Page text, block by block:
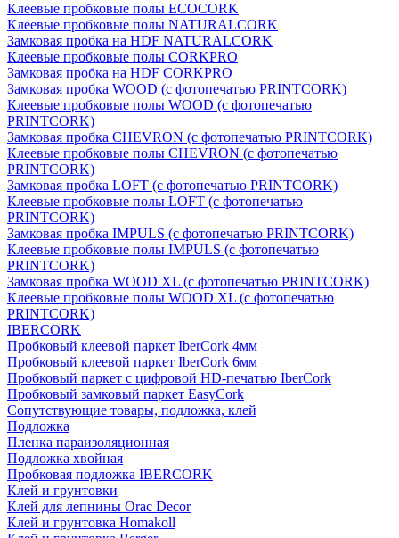
Клеевые пробковые полы ECOCORK
Клеевые пробковые полы NATURALCORK
Замковая пробка на HDF NATURALCORK
Клеевые пробковые полы CORKPRO
Замковая пробка на HDF CORKPRO
Замковая пробка WOOD (с фотопечатью PRINTCORK)
Клеевые пробковые полы WOOD (с фотопечатью
PRINTCORK)
Замковая пробка CHEVRON (с фотопечатью PRINTCORK)
Клеевые пробковые полы CHEVRON (с фотопечатью
PRINTCORK)
Замковая пробка LOFT (с фотопечатью PRINTCORK)
Клеевые пробковые полы LOFT (с фотопечатью
PRINTCORK)
Замковая пробка IMPULS (с фотопечатью PRINTCORK)
Клеевые пробковые полы IMPULS (с фотопечатью
PRINTCORK)
Замковая пробка WOOD XL (с фотопечатью PRINTCORK)
Клеевые пробковые полы WOOD XL (с фотопечатью
PRINTCORK)
IBERCORK
Пробковый клеевой паркет IberCork 4мм
Пробковый клеевой паркет IberCork 6мм
Пробковый паркет с цифровой HD-печатью IberCork
Пробковый замковый паркет EasyCork
Сопутствующие товары, подложка, клей
Подложка
Пленка параизоляционная
Подложка хвойная
Пробковая подложка IBERCORK
Клей и грунтовки
Клей для лепнины Orac Decor
Клей и грунтовка Homakoll